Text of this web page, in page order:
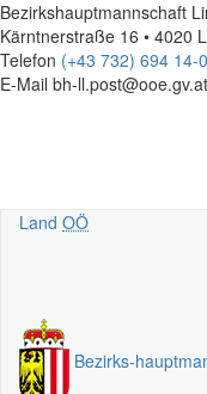
Bezirkshauptmannschaft
Kärntnerstraße 16 • 4020
Telefon (+43 732) 694 14-0
E-Mail bh-
Land OÖ
Bezirks-